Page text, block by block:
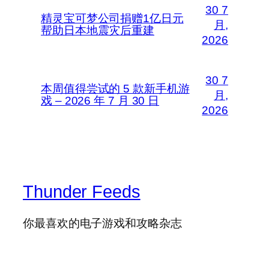
精灵宝可梦公司捐赠1亿日元
帮助日本地震灾后重建
30 7
月,
2026
本周值得尝试的 5 款新手机游
戏 – 2026 年 7 月 30 日
30 7
月,
2026
Thunder Feeds
你最喜欢的电子游戏和攻略杂志